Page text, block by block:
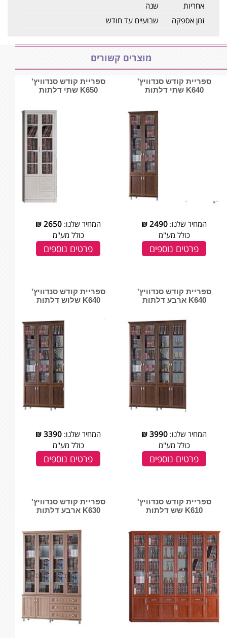
אחריות
שנה
זמן אספקה
שבועיים עד חודש
מוצרים קשורים
ספריית קודש סנדוויץ'
K640 שתי דלתות
המחיר שלנו: 2490
₪
כולל מע"מ
פרטים נוספים
ספריית קודש סנדוויץ'
K650 שתי דלתות
המחיר שלנו: 2650
₪
כולל מע"מ
פרטים נוספים
ספריית קודש סנדוויץ'
K640 ארבע דלתות
המחיר שלנו: 3990
₪
כולל מע"מ
פרטים נוספים
ספריית קודש סנדוויץ'
K640 שלוש דלתות
המחיר שלנו: 3390
₪
כולל מע"מ
פרטים נוספים
ספריית קודש סנדוויץ'
K610 שש דלתות
ספריית קודש סנדוויץ'
K630 ארבע דלתות